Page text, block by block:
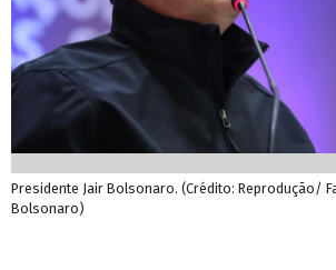
Presidente Jair Bolsonaro. (Crédito: Reprodução/
Bolsonaro)